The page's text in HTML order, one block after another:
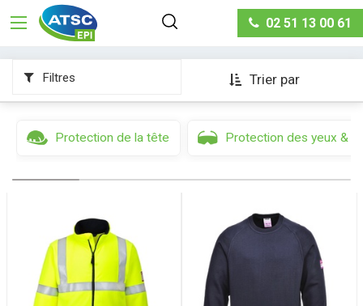
02 51 13 00 61
Protection du corps
Vêtements multirisques arc
électrique
Filtres Trier par
Protection de la tête Protection des yeux &